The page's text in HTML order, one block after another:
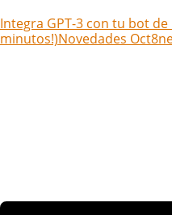
Integra GPT-3 con tu bot de
minutos!)Novedades